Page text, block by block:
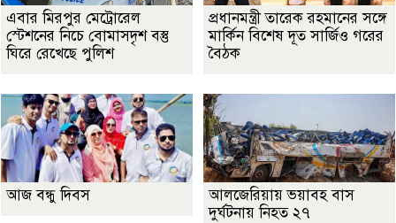
এবার মিরপুর মেট্রোরেল
স্টেশনের নিচে বোমাসদৃশ বস্তু
ঘিরে রেখেছে পুলিশ
প্রধানমন্ত্রী তারেক রহমানের সঙ্গে
মার্কিন বিশেষ দূত সার্জিও গরের
বৈঠক
আজ বন্ধু দিবস
আলজেরিয়ায় ভয়াবহ বাস
দুর্ঘটনায় নিহত ২৭